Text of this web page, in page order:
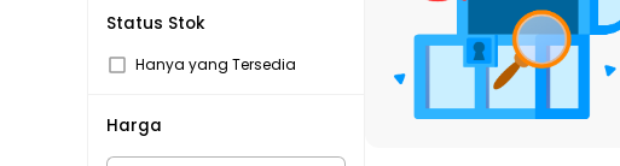
Senin - Jumat
Pick n Go Bekasi
Senin - Jumat (08:00 -
Senin - Jumat (08:00 -
Status Stok
Hanya yang Tersedia
Harga